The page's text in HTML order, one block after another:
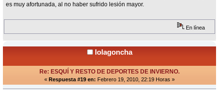
es muy afortunada, al no haber sufrido lesión mayor.
En línea
lolagoncha
Re: ESQUÍ Y RESTO DE DEPORTES DE INVIERNO.
« Respuesta #19 en: Febrero 19, 2010, 22:19 Horas »